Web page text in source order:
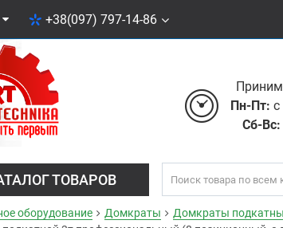
+38(097) 797-14-86
Пн-Пт: с
Сб-Вс:
ТОВАРОВ
оборудование Домкраты
Домкраты